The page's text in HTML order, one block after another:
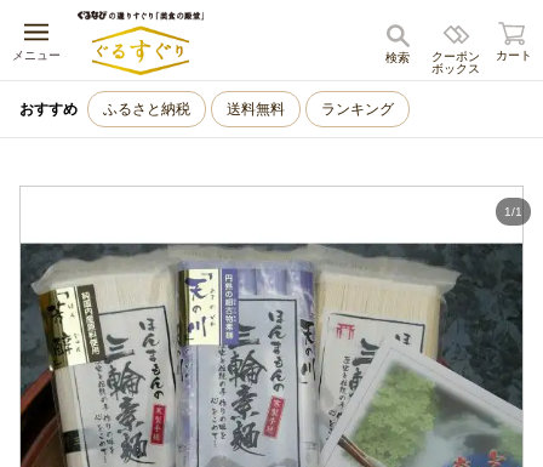
メニュー
キャンセル
クーポン
ボックス
検索 カート
おすすめ ふるさと納税 送料無料 ランキング
1/1